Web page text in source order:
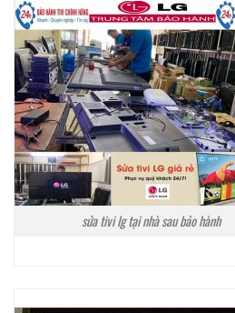
sửa tivi lg tại nhà sau bảo hành